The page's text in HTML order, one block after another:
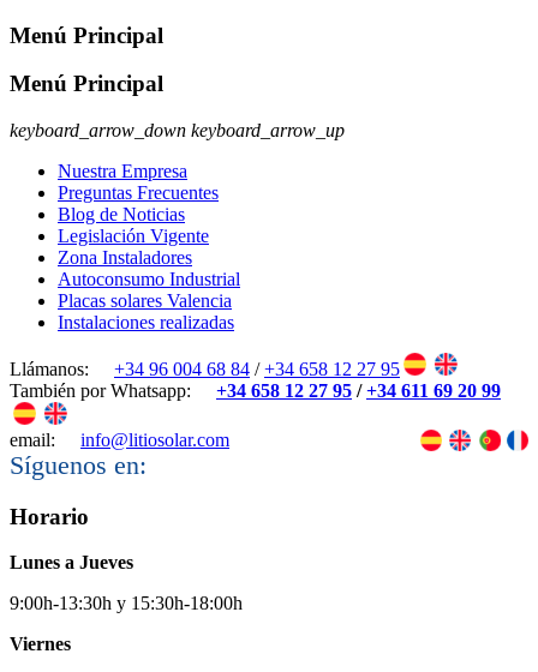
Menú Principal
Menú Principal
keyboard_arrow_down keyboard_arrow_up
Nuestra Empresa
Preguntas Frecuentes
Blog de Noticias
Legislación Vigente
Zona Instaladores
Autoconsumo Industrial
Placas solares Valencia
Instalaciones realizadas
Llámanos: +34 96 004 68 84 /+34 658 12 27 95
También por Whatsapp:
+34 658 12 27 95 /+34 611 69 20 99
email: info@litiosolar.com
Síguenos en:
Horario
Lunes a Jueves
9:00h-13:30h y 15:30h-18:00h
Viernes